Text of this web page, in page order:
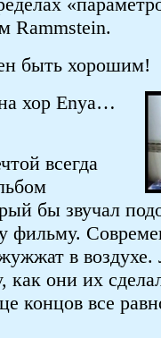
Rammstein.
быть хорошим!
хор Enya…
всегда
бы звучал
фильму.
в
как они их
концов все